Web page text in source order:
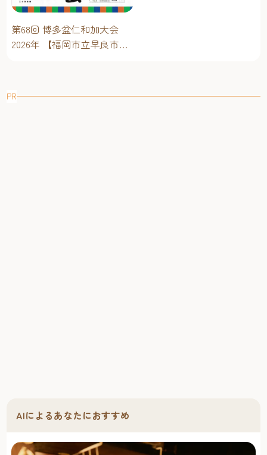
第68回 博多盆仁和加大会
2026年 【福岡市立早良市民
PR
AIによるあなたにおすすめ